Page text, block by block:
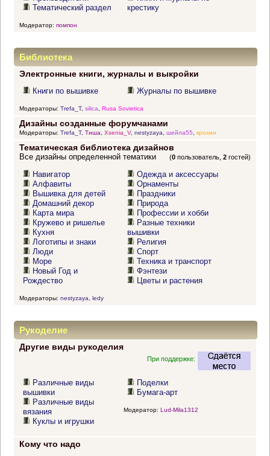
Тематический раздел
крестику
Модератор: помпон
Библиотека
Электронные книги, журналы и выкройки
Книги по вышивке Журналы по вышивке
Модераторы: Trefa_T, silica Rusa Sovietica
Дизайны созданные форумчанами
Модераторы: Trefa_T, Тиша, Xsenia_V, nestyzaya, шейла55, крохин
Тематическая библиотека дизайнов
(0 пользователь,2 гостей)
Все дизайны определенной тематики
Навигатор
Алфавиты
Вышивка для детей
Домашний декор
Карта мира
Кружево и ришелье
Кухня
Логотипы и знаки
Люди
Море
Новый Год и
Рождество
Одежда и аксессуары
Орнаменты
Праздники
Природа
Профессии и хобби
Разные техники
вышивки
Религия
Спорт
Техника и транспорт
Фэнтези
Цветы и растения
Модераторы: nestyzaya ledy
Рукоделие
Другие виды рукоделия
При поддержке:
Различные виды
вышивки
Различные виды
вязания
Куклы и игрушки
Поделки
Бумага-арт
Модератор: Lud-Mila1312
Кому что надо